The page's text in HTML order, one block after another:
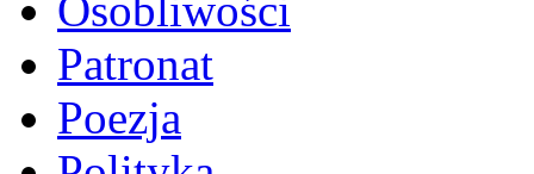
Osobliwości
Patronat
Poezja